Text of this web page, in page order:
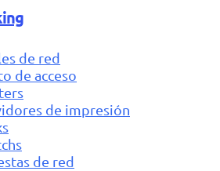
de red
de acceso
de impresión
de red